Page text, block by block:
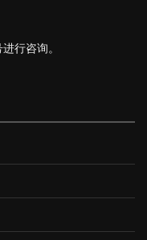
行咨询。